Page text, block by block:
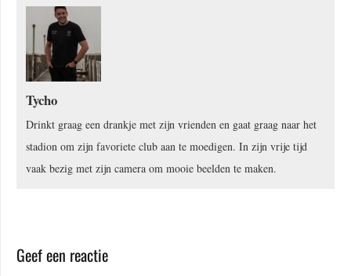
Tycho
Drinkt graag een drankje met zijn vrienden en gaat graag naar het
stadion om zijn favoriete club aan te moedigen. In zijn vrije tijd
vaak bezig met zijn camera om mooie beelden te maken.
Geef een reactie